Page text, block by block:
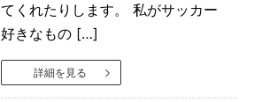
てくれたりします。 私がサッカー
好きなもの […]
詳細を見る